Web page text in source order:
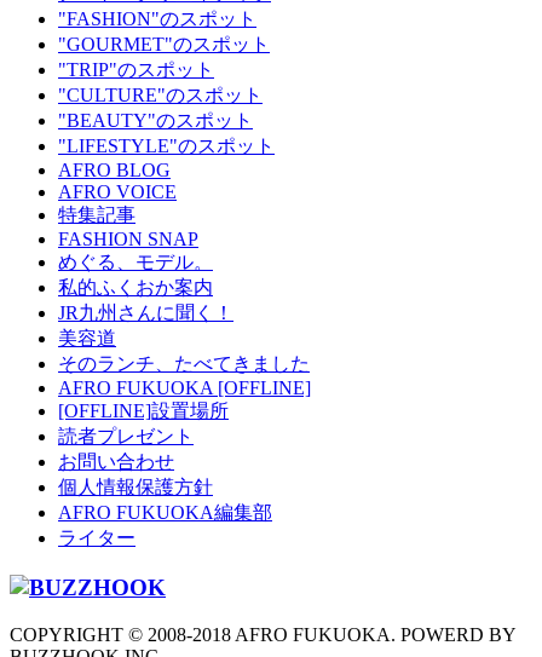
"FASHION"のスポット
"GOURMET"のスポット
"TRIP"のスポット
"CULTURE"のスポット
"BEAUTY"のスポット
"LIFESTYLE"のスポット
AFRO BLOG
AFRO VOICE
特集記事
FASHION SNAP
めぐる、モデル。
私的ふくおか案内
JR九州さんに聞く！
美容道
そのランチ、たべてきました
AFRO FUKUOKA [OFFLINE]
[OFFLINE]設置場所
読者プレゼント
お問い合わせ
個人情報保護方針
AFRO FUKUOKA編集部
ライター
COPYRIGHT © 2008-2018 AFRO FUKUOKA. POWERD BY